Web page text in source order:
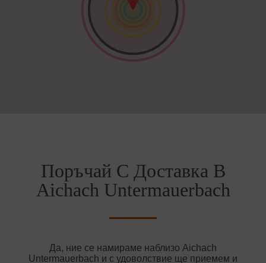
Поръчай С Доставка В
Aichach Untermauerbach
Да, ние се намираме наблизо Aichach
Untermauerbach и с удоволствие ще приемем и